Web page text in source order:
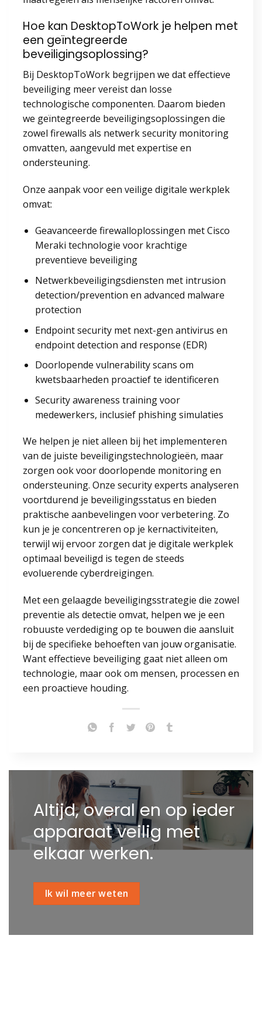
Hoe kan DesktopToWork je helpen met
een geïntegreerde
beveiligingsoplossing?
Bij DesktopToWork begrijpen we dat effectieve
beveiliging meer vereist dan losse
technologische componenten. Daarom bieden
we geïntegreerde beveiligingsoplossingen die
zowel firewalls als netwerk security monitoring
omvatten, aangevuld met expertise en
ondersteuning.
Onze aanpak voor een veilige digitale werkplek
omvat:
Geavanceerde firewalloplossingen met Cisco
Meraki technologie voor krachtige
preventieve beveiliging
Netwerkbeveiligingsdiensten met intrusion
detection/prevention en advanced malware
protection
Endpoint security met next-gen antivirus en
endpoint detection and response (EDR)
Doorlopende vulnerability scans om
kwetsbaarheden proactief te identificeren
Security awareness training voor
medewerkers, inclusief phishing simulaties
We helpen je niet alleen bij het implementeren
van de juiste beveiligingstechnologieën, maar
zorgen ook voor doorlopende monitoring en
ondersteuning. Onze security experts analyseren
voortdurend je beveiligingsstatus en bieden
praktische aanbevelingen voor verbetering. Zo
kun je je concentreren op je kernactiviteiten,
terwijl wij ervoor zorgen dat je digitale werkplek
optimaal beveiligd is tegen de steeds
evoluerende cyberdreigingen.
Met een gelaagde beveiligingsstrategie die zowel
preventie als detectie omvat, helpen we je een
robuuste verdediging op te bouwen die aansluit
bij de specifieke behoeften van jouw organisatie.
Want effectieve beveiliging gaat niet alleen om
technologie, maar ook om mensen, processen en
een proactieve houding.
Altijd, overal en op ieder
apparaat veilig met
elkaar werken.
Ik wil meer weten